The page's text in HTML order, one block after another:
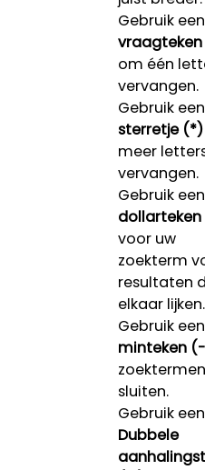
Gebruik een
om één
vervangen.
Gebruik een
sterretje (*)
meer
vervangen.
Gebruik een
voor uw
zoekterm
resultaten
elkaar lijken.
Gebruik een
minteken
sluiten.
Gebruik een
Dubbele